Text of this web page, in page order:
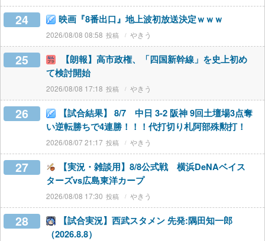
24 映画『8番出口』地上波初放送決定ｗｗｗ
2026/08/08 08:58 やきう
25
【朗報】高市政権、「四国新幹線」を史上初め
て検討開始
2026/08/08 17:18 やきう
26
【試合結果】 8/7 中日 3-2 阪神 9回土壇場3点奪
い逆転勝ちで4連勝！！！代打切り札阿部殊勲打！
2026/08/07 21:17 やきう
27
【実況・雑談用】8/8公式戦 横浜DeNAベイス
ターズvs広島東洋カープ
2026/08/08 17:30 やきう
28
【試合実況】西武スタメン 先発:隅田知一郎
（2026.8.8）